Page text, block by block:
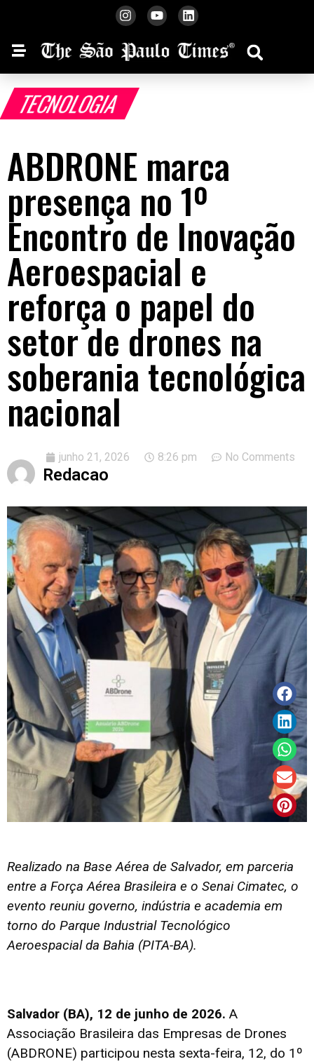
TECNOLOGIA
ABDRONE marca
presença no 1º
Encontro de Inovação
Aeroespacial e
reforça o papel do
setor de drones na
soberania tecnológica
nacional
Redacao
junho 21, 2026 8:26 pm No Comments
Realizado na Base Aérea de Salvador, em parceria
entre a Força Aérea Brasileira e o Senai Cimatec, o
evento reuniu governo, indústria e academia em
torno do Parque Industrial Tecnológico
Aeroespacial da Bahia (PITA-BA).
Salvador (BA), 12 de junho de 2026. A
Associação Brasileira das Empresas de Drones
(ABDRONE) participou nesta sexta-feira, 12, do 1º